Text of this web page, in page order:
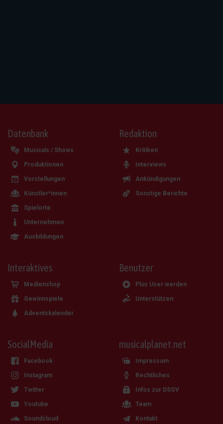
Datenbank
Musicals / Shows
Produktionen
Vorstellungen
Künstler*innen
Spielorte
Unternehmen
Ausbildungen
Redaktion
Kritiken
Interviews
Ankündigungen
Sonstige Berichte
Interaktives
Medienshop
Gewinnspiele
Adventskalender
Benutzer
Plus User werden
Unterstützen
SocialMedia
Facebook
Instagram
Twitter
Youtube
Soundcloud
musicalplanet.net
Impressum
Rechtliches
Infos zur DSGV
Team
Kontakt